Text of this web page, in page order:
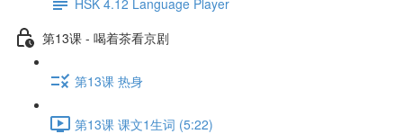
第13课 - 喝着茶看京剧
第13课 热身
第13课 课文1生词 (5:22)